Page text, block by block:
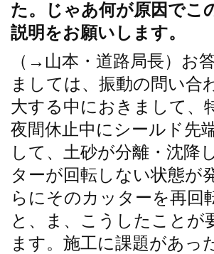
た。じゃあ何が原因でこ
説明をお願いします。
（→山本・道路局長）お
ましては、振動の問い合
大する中におきまして、
夜間休止中にシールド先
して、土砂が分離・沈降
ターが回転しない状態が
らにそのカッターを再回
と、ま、こうしたことが
ます。施工に課題があ